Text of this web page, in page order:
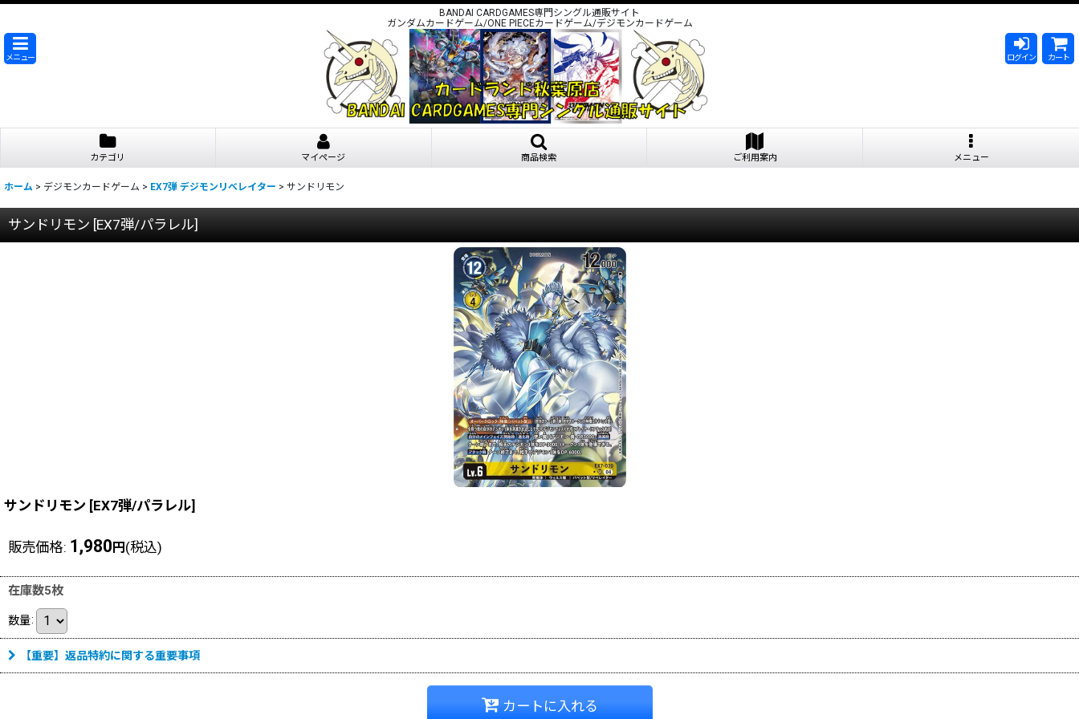
BANDAI CARDGAMES専門シングル通販サイト
ガンダムカードゲーム/ONE PIECEカードゲーム/デジモンカードゲーム
メニュー ログイン カート
カテゴリ マイページ 商品検索 ご利用案内 メニュー
ホーム > デジモンカードゲーム > EX7弾 デジモンリベレイター > サンドリモン
サンドリモン [EX7弾/パラレル]
サンドリモン [EX7弾/パラレル]
販売価格: 1,980 円 (税込)
在庫数5枚
数量:
【重要】返品特約に関する重要事項
カートに入れる